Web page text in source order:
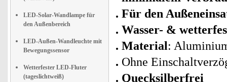
LED-Solar-Wandlampe für
den Außenbereich
LED-Außen-Wandleuchte mit
Bewegungssensor
Wetterfester LED-Fluter
(tageslichtweiß)
Für den
Wasser- &
Material:
Ohne
Quecksilberfrei